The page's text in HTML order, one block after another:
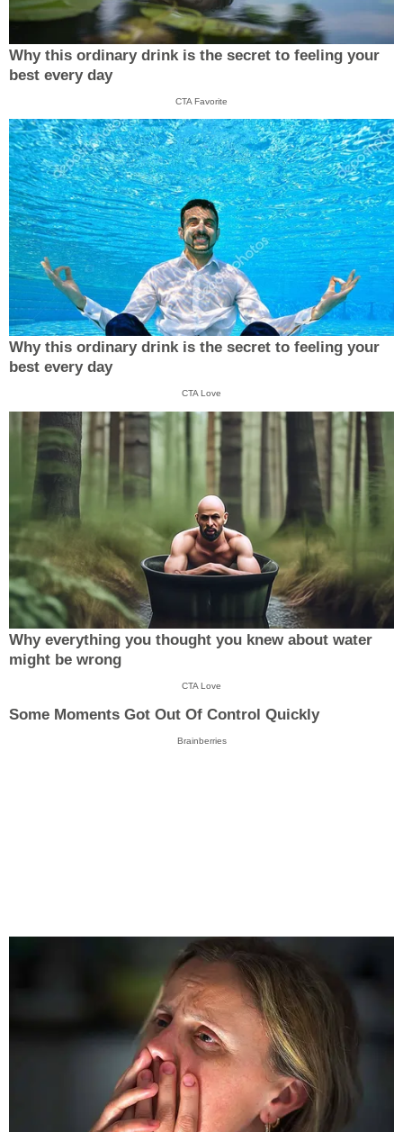
Why this ordinary drink is the secret to feeling your
best every day
CTA Favorite
Why this ordinary drink is the secret to feeling your
best every day
CTA Love
Why everything you thought you knew about water
might be wrong
CTA Love
Some Moments Got Out Of Control Quickly
Brainberries